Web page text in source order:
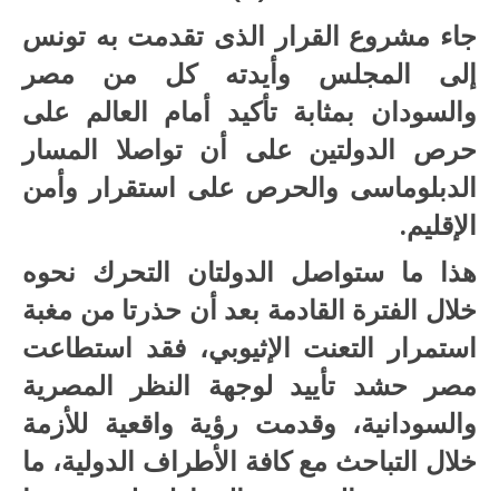
جاء مشروع القرار الذى تقدمت به تونس
إلى المجلس وأيدته كل من مصر
والسودان بمثابة تأكيد أمام العالم على
حرص الدولتين على أن تواصلا المسار
الدبلوماسى والحرص على استقرار وأمن
الإقليم.
هذا ما ستواصل الدولتان التحرك نحوه
خلال الفترة القادمة بعد أن حذرتا من مغبة
استمرار التعنت الإثيوبي، فقد استطاعت
مصر حشد تأييد لوجهة النظر المصرية
والسودانية، وقدمت رؤية واقعية للأزمة
خلال التباحث مع كافة الأطراف الدولية، ما